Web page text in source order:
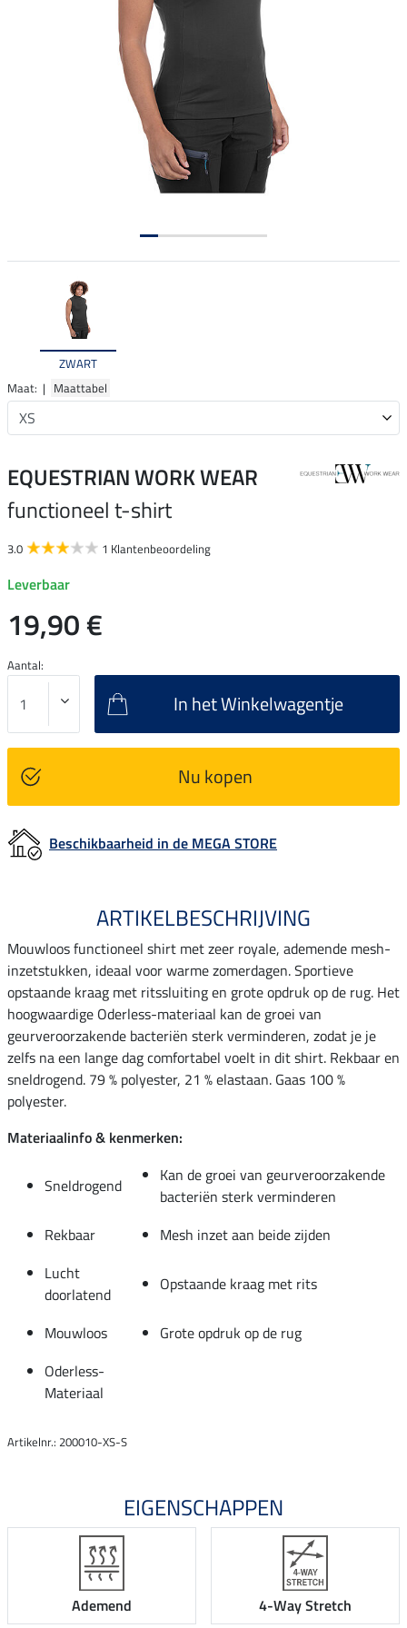
ZWART
Maat: | Maattabel
EQUESTRIAN WORK WEAR
functioneel t-shirt
3.0 1 Klantenbeoordeling
Leverbaar
19,90 €
Aantal:
In het Winkelwagentje
Nu kopen
Beschikbaarheid in de MEGA STORE
ARTIKELBESCHRIJVING
Mouwloos functioneel shirt met zeer royale, ademende mesh-
inzetstukken, ideaal voor warme zomerdagen. Sportieve
opstaande kraag met ritssluiting en grote opdruk op de rug. Het
hoogwaardige Oderless-materiaal kan de groei van
geurveroorzakende bacteriën sterk verminderen, zodat je je
zelfs na een lange dag comfortabel voelt in dit shirt. Rekbaar en
sneldrogend. 79 % polyester, 21 % elastaan. Gaas 100 %
polyester.
Materiaalinfo & kenmerken:
Sneldrogend
Kan de groei van geurveroorzakende
bacteriën sterk verminderen
Rekbaar
Mesh inzet aan beide zijden
Lucht
doorlatend
Opstaande kraag met rits
Mouwloos
Grote opdruk op de rug
Oderless-
Materiaal
Artikelnr.: 200010-XS-S
EIGENSCHAPPEN
Ademend 4-Way Stretch